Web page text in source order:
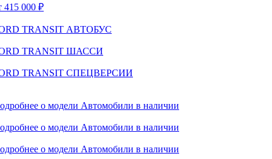
415 000 ₽
TRANSIT АВТОБУС
TRANSIT ШАССИ
TRANSIT СПЕЦВЕРСИИ
о модели Автомобили в наличии
о модели Автомобили в наличии
о модели Автомобили в наличии